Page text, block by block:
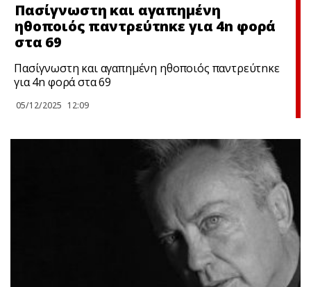
Πασίγνωστη και αγαπημένη
ηθοποιός παντρεύτnκε για 4n φορά
στα 69
Πασίγνωστη και αγαπημένη ηθοποιός παντρεύτnκε
για 4n φορά στα 69
05/12/2025 12:09